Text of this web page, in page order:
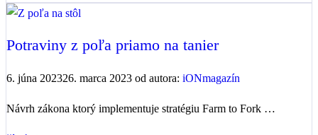
Potraviny z poľa priamo na tanier
6. júna 202326. marca 2023 od autora: iONmagazín
Návrh zákona ktorý implementuje stratégiu Farm to Fork …